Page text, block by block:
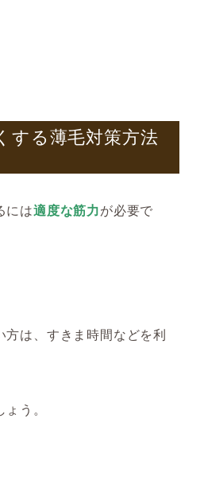
する薄毛対策方法
には適度な筋力が必要で
は、すきま時間などを利
う。